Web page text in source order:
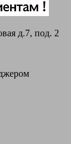
д.7, под. 2